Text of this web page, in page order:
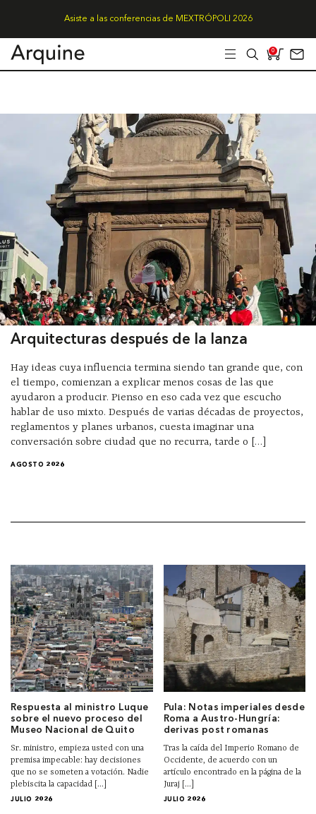
Asiste a las conferencias de MEXTRÓPOLI 2026
0
Arquitecturas después de la lanza
Hay ideas cuya influencia termina siendo tan grande que, con
el tiempo, comienzan a explicar menos cosas de las que
ayudaron a producir. Pienso en eso cada vez que escucho
hablar de uso mixto. Después de varias décadas de proyectos,
reglamentos y planes urbanos, cuesta imaginar una
conversación sobre ciudad que no recurra, tarde o […]
AGOSTO 2026
Respuesta al ministro Luque
sobre el nuevo proceso del
Museo Nacional de Quito
Sr. ministro, empieza usted con una
premisa impecable: hay decisiones
que no se someten a votación. Nadie
plebiscita la capacidad [...]
JULIO 2026
Pula: Notas imperiales desde
Roma a Austro-Hungría:
derivas post romanas
Tras la caída del Imperio Romano de
Occidente, de acuerdo con un
artículo encontrado en la página de la
Juraj [...]
JULIO 2026